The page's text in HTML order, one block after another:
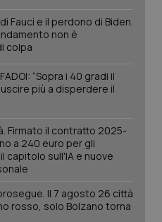
Fauci e il perdono di Biden.
non è
colpa
“Sopra i 40 gradi il
più a disperdere il
Firmato il contratto 2025-
a 240 euro per gli
capitolo sull'IA e nuove
Il 7 agosto 26 città
rosso, solo Bolzano torna
www.quotidianosanita.it